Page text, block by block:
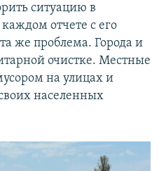
ситуацию в
отчете с его
же проблема. Города и
очистке. Местные
на улицах и
населенных